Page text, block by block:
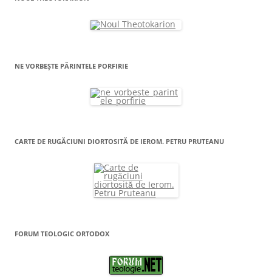
NE VORBEȘTE PĂRINTELE PORFIRIE
CARTE DE RUGĂCIUNI DIORTOSITĂ DE IEROM. PETRU PRUTEANU
FORUM TEOLOGIC ORTODOX